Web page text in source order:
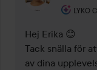
LYKO
Hej Erika 😊
Tack snälla för
av dina